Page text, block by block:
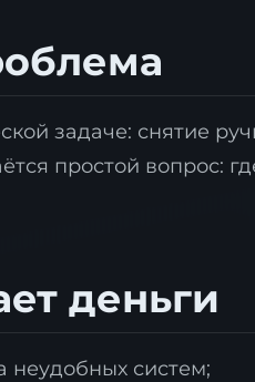
задаче: снятие
простой вопрос:
деньги
неудобных систем;